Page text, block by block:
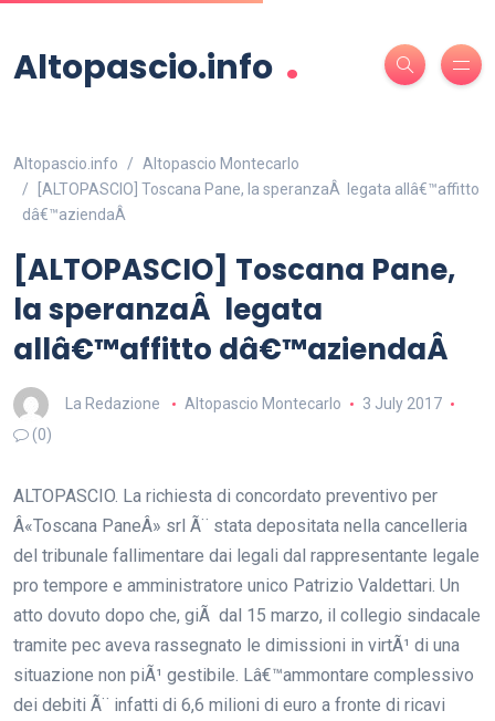
Altopascio.info .
Altopascio.info
Altopascio Montecarlo
[ALTOPASCIO] Toscana Pane, la speranzaÂ legata allâ€™affitto
dâ€™aziendaÂ
[ALTOPASCIO] Toscana Pane,
la speranzaÂ legata
allâ€™affitto dâ€™aziendaÂ
La Redazione Altopascio Montecarlo
3 July 2017
(0)
ALTOPASCIO. La richiesta di concordato preventivo per
Â«Toscana PaneÂ» srl Ã¨ stata depositata nella cancelleria
del tribunale fallimentare dai legali dal rappresentante legale
pro tempore e amministratore unico Patrizio Valdettari. Un
atto dovuto dopo che, giÃ dal 15 marzo, il collegio sindacale
tramite pec aveva rassegnato le dimissioni in virtÃ¹ di una
situazione non piÃ¹ gestibile. Lâ€™ammontare complessivo
dei debiti Ã¨ infatti di 6,6 milioni di euro a fronte di ricavi